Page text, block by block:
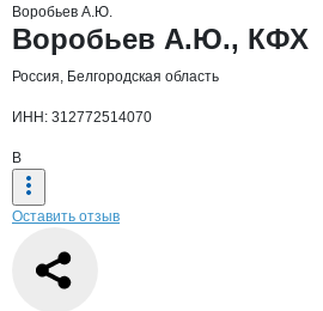
Воробьев А.Ю.
Основная информация
Воробьев А.Ю., КФХ
Россия, Белгородская область
ИНН: 312772514070
В
Оставить отзыв